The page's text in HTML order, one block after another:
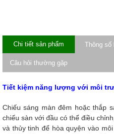
Chi tiết sản phẩm Thông số
Câu hỏi thường gặp
Tiết kiệm năng lượng với môi
Chiếu sáng màn đêm hoặc thắp
chiếu sàn với đầu có thể điều
và thủy tinh để hòa quyện vào